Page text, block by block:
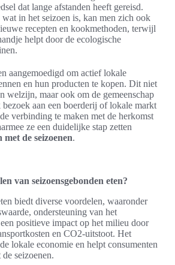
dat lange afstanden heeft gereisd.
in het seizoen is, kan men zich ook
recepten en kookmethoden, terwijl
helpt door de ecologische
aangemoedigd om actief lokale
en hun producten te kopen. Dit niet
welzijn, maar ook om de gemeenschap
aan een boerderij of lokale markt
verbinding te maken met de herkomst
ze een duidelijke stap zetten
met de seizoenen.
van seizoensgebonden eten?
biedt diverse voordelen, waaronder
ondersteuning van het
positieve impact op het milieu door
en CO2-uitstoot. Het
lokale economie en helpt consumenten
seizoenen.